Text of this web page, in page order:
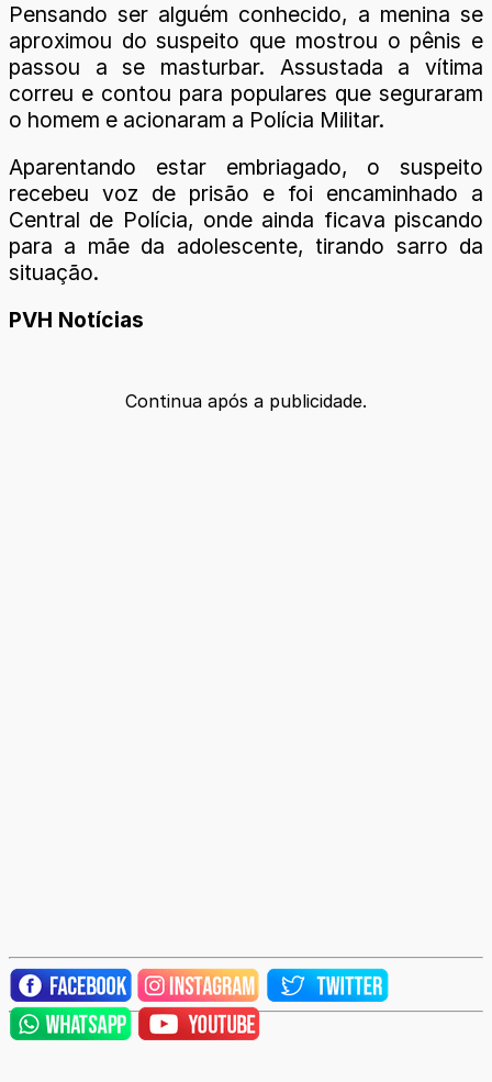
Pensando ser alguém conhecido, a menina se
aproximou do suspeito que mostrou o pênis e
passou a se masturbar. Assustada a vítima
correu e contou para populares que seguraram
o homem e acionaram a Polícia Militar.
Aparentando estar embriagado, o suspeito
recebeu voz de prisão e foi encaminhado a
Central de Polícia, onde ainda ficava piscando
para a mãe da adolescente, tirando sarro da
situação.
PVH Notícias
Continua após a publicidade.